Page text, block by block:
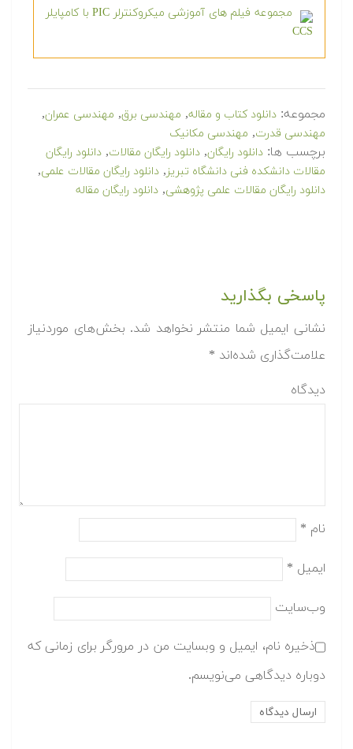
مجموعه فیلم های آموزشی میکروکنترلر PIC با کامپایلر
CCS
مجموعه: دانلود کتاب و مقاله, مهندسی برق, مهندسی عمران,
مهندسی قدرت, مهندسی مکانیک
برچسب ها: دانلود رایگان, دانلود رایگان مقالات, دانلود رایگان
مقالات دانشکده فنی دانشگاه تبریز, دانلود رایگان مقالات علمی,
دانلود رایگان مقالات علمی پژوهشی, دانلود رایگان مقاله
پاسخی بگذارید
نشانی ایمیل شما منتشر نخواهد شد. بخش‌های موردنیاز
علامت‌گذاری شده‌اند *
دیدگاه
نام *
ایمیل *
وب‌سایت
ذخیره نام، ایمیل و وبسایت من در مرورگر برای زمانی که
دوباره دیدگاهی می‌نویسم.